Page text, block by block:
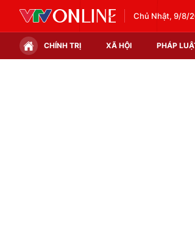
Chủ Nhật, 9/8/
CHÍNH TRỊ XÃ HỘI PHÁP